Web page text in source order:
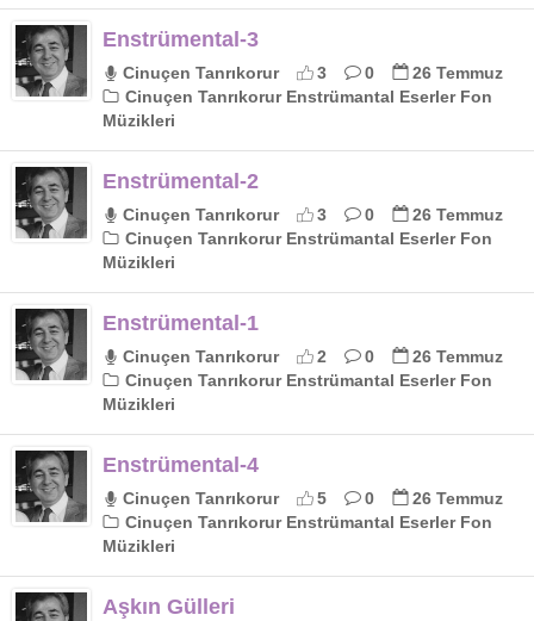
Enstrümental-3
Cinuçen Tanrıkorur 3 0
26 Temmuz
Cinuçen Tanrıkorur Enstrümantal Eserler Fon
Müzikleri
Enstrümental-2
Cinuçen Tanrıkorur 3 0
26 Temmuz
Cinuçen Tanrıkorur Enstrümantal Eserler Fon
Müzikleri
Enstrümental-1
Cinuçen Tanrıkorur 2 0
26 Temmuz
Cinuçen Tanrıkorur Enstrümantal Eserler Fon
Müzikleri
Enstrümental-4
Cinuçen Tanrıkorur 5 0
26 Temmuz
Cinuçen Tanrıkorur Enstrümantal Eserler Fon
Müzikleri
Aşkın Gülleri